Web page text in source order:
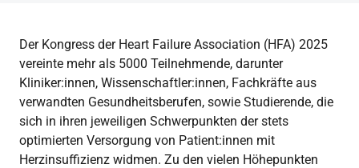
Der Kongress der Heart Failure Association (HFA) 2025
vereinte mehr als 5000 Teilnehmende, darunter
Kliniker:innen, Wissenschaftler:innen, Fachkräfte aus
verwandten Gesundheitsberufen, sowie Studierende, die
sich in ihren jeweiligen Schwerpunkten der stets
optimierten Versorgung von Patient:innen mit
Herzinsuffizienz widmen. Zu den vielen Höhepunkten